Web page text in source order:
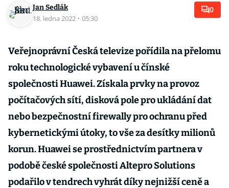
Jan Sedlák
18. ledna 2022 · 05:30
0
Veřejnoprávní Česká televize pořídila na přelomu
roku technologické vybavení u čínské
společnosti Huawei. Získala prvky na provoz
počítačových sítí, disková pole pro ukládání dat
nebo bezpečnostní firewally pro ochranu před
kybernetickými útoky, to vše za desítky milionů
korun. Huawei se prostřednictvím partnera v
podobě české společnosti Altepro Solutions
podařilo v tendrech vyhrát díky nejnižší ceně a